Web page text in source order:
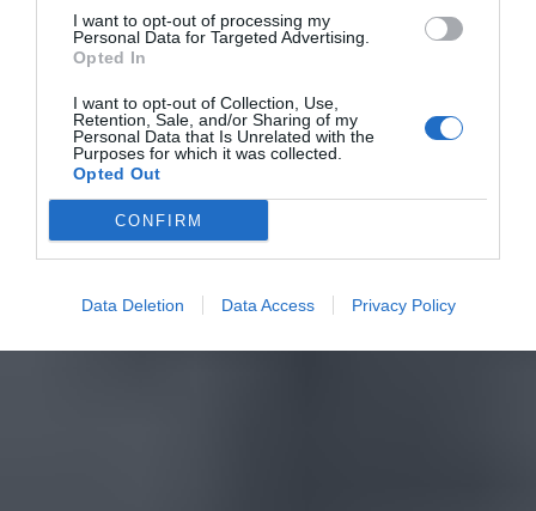
I want to opt-out of processing my
Personal Data for Targeted Advertising.
Opted In
I want to opt-out of Collection, Use,
Retention, Sale, and/or Sharing of my
Personal Data that Is Unrelated with the
Purposes for which it was collected.
Opted Out
CONFIRM
Data Deletion Data Access Privacy Policy